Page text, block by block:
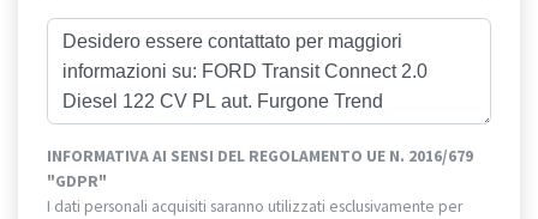
INFORMATIVA AI SENSI DEL REGOLAMENTO UE N. 2016/679
"GDPR"
I dati personali acquisiti saranno utilizzati esclusivamente per